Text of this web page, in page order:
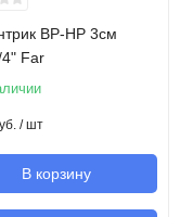
ВР-НР 3см
Far
/ шт
В корзину